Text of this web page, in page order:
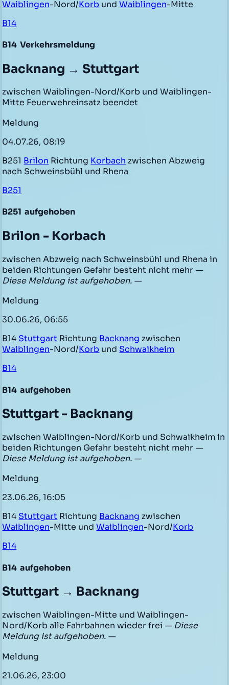
Waiblingen-Nord/Korb undWaiblingen-Mitte
B14
B14 Verkehrsmeldung
Backnang → Stuttgart
zwischen Waiblingen-Nord/Korb und Waiblingen-
Mitte Feuerwehreinsatz beendet
Meldung
04.07.26, 08:19
B251 Brilon Richtung Korbach zwischen Abzweig
nach Schweinsbühl und Rhena
B251
B251 aufgehoben
Brilon - Korbach
zwischen Abzweig nach Schweinsbühl und Rhena in
beiden Richtungen Gefahr besteht nicht mehr —
Diese Meldung ist aufgehoben. —
Meldung
30.06.26, 06:55
B14 Stuttgart Richtung Backnang zwischen
Waiblingen-Nord/Korb und Schwaikheim
B14
B14 aufgehoben
Stuttgart - Backnang
zwischen Waiblingen-Nord/Korb und Schwaikheim in
beiden Richtungen Gefahr besteht nicht mehr —
Diese Meldung ist aufgehoben. —
Meldung
23.06.26, 16:05
B14 Stuttgart Richtung Backnang zwischen
Waiblingen-Mitte undWaiblingen-Nord/Korb
B14
B14 aufgehoben
Stuttgart → Backnang
zwischen Waiblingen-Mitte und Waiblingen-
Nord/Korb alle Fahrbahnen wieder frei — Diese
Meldung ist aufgehoben. —
Meldung
21.06.26, 23:00